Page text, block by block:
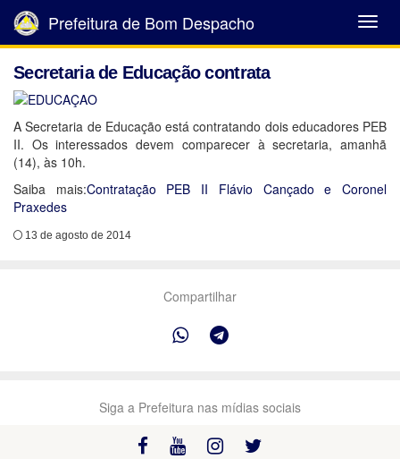
Abrir
Menu
Prefeitura de Bom Despacho
Secretaria de Educação contrata
A Secretaria de Educação está contratando dois educadores PEB
II. Os interessados devem comparecer à secretaria, amanhã
(14), às 10h.
Saiba mais:Contratação PEB II Flávio Cançado e Coronel
Praxedes
13 de agosto de 2014
Compartilhar
Siga a Prefeitura nas mídias sociais